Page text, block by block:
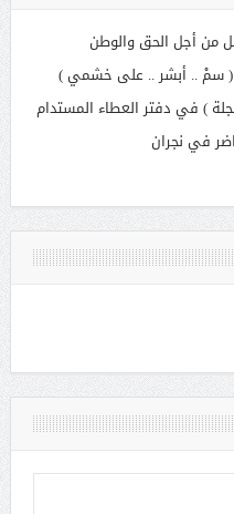
من أجل الحق والوطن
: ( سمْ .. أبشر .. على خشمي )
) في دفتر العطاء المستدام
في نجران